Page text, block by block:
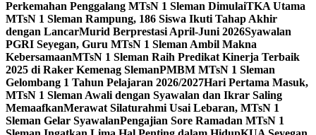
Perkemahan Penggalang MTsN 1 Sleman DimulaiTKA Utama
MTsN 1 Sleman Rampung, 186 Siswa Ikuti Tahap Akhir
dengan LancarMurid Berprestasi April-Juni 2026Syawalan
PGRI Seyegan, Guru MTsN 1 Sleman Ambil Makna
KebersamaanMTsN 1 Sleman Raih Predikat Kinerja Terbaik
2025 di Raker Kemenag SlemanPMBM MTsN 1 Sleman
Gelombang 1 Tahun Pelajaran 2026/2027Hari Pertama Masuk,
MTsN 1 Sleman Awali dengan Syawalan dan Ikrar Saling
MemaafkanMerawat Silaturahmi Usai Lebaran, MTsN 1
Sleman Gelar SyawalanPengajian Sore Ramadan MTsN 1